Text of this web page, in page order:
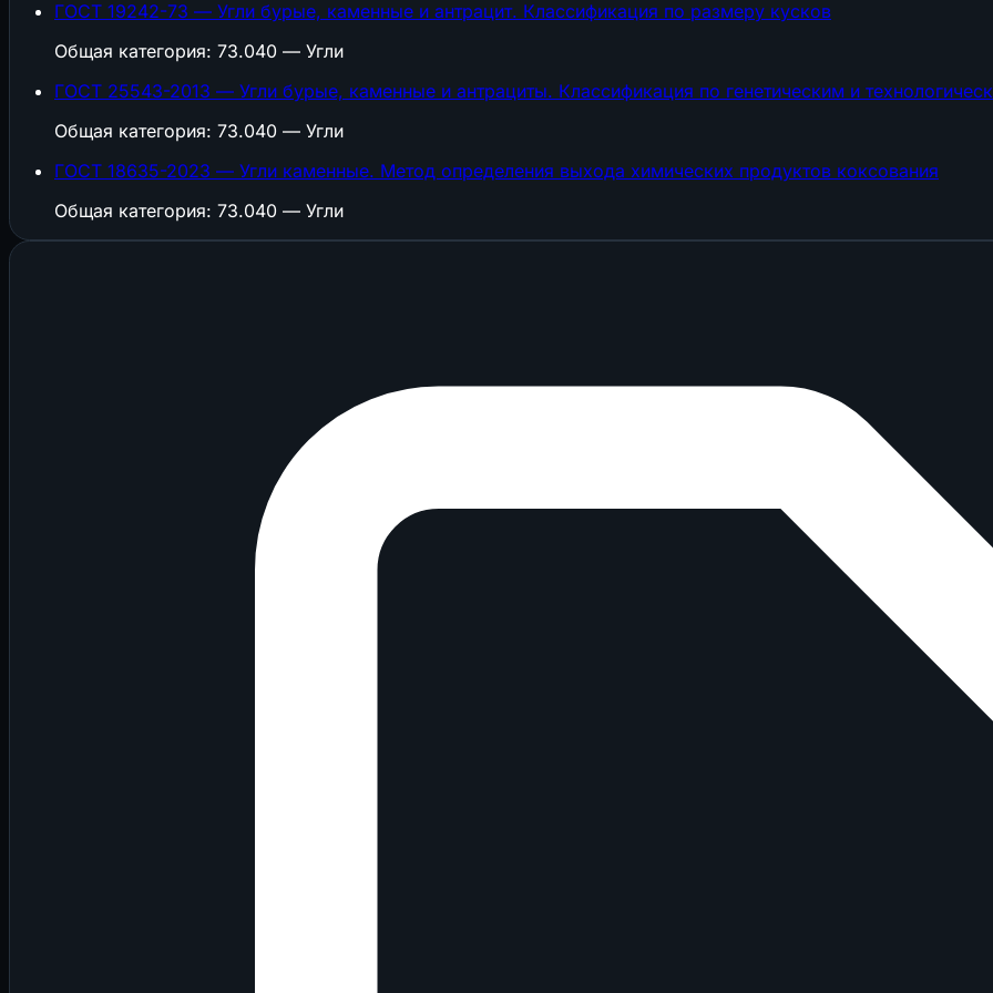
ГОСТ 19242-73 — Угли бурые, каменные и антрацит. Классификация по размеру кусков
Общая категория: 73.040 — Угли
ГОСТ 25543-2013 — Угли бурые, каменные и антрациты. Классификация по генетическим и
Общая категория: 73.040 — Угли
ГОСТ 18635-2023 — Угли каменные. Метод определения выхода химических продуктов коксования
Общая категория: 73.040 — Угли